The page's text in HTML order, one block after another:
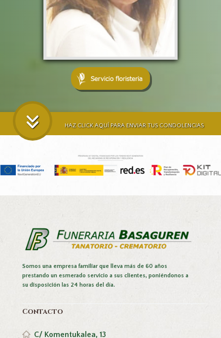
HAZ CLICK AQUÍ PARA ENVIAR TUS CONDOLENCIAS
Somos una empresa familiar que lleva más de 60 años
prestando un esmerado servicio a sus clientes, poniéndonos a
su disposición las 24 horas del día.
Contacto
C/ Komentukalea, 13